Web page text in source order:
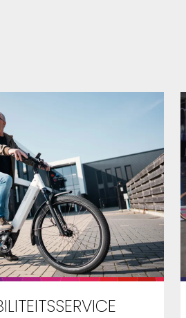
Kleur: Zwart•
Alle• Weertype: Droog
Hard naar Aarde• Soort
Spijkerband: Nee•
Ja• Productlijn: TCS•
/ Inch: 29• Gewicht: